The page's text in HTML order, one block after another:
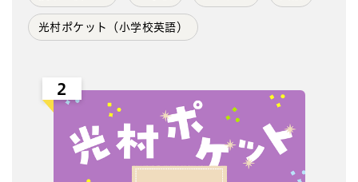
光村ポケット（小学校英語）
2